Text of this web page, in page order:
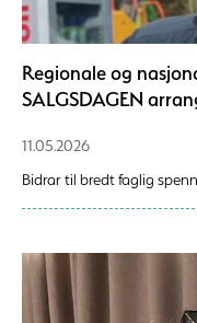
Regionale og
SALGSDAGEN
11.05.2026
Bidrar til bredt faglig